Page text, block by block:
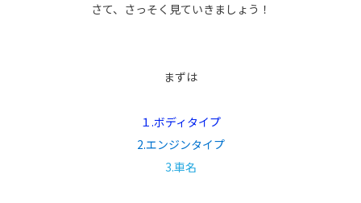
さて、さっそく見ていきましょう！
まずは
１.ボディタイプ
2.エンジンタイプ
3.車名